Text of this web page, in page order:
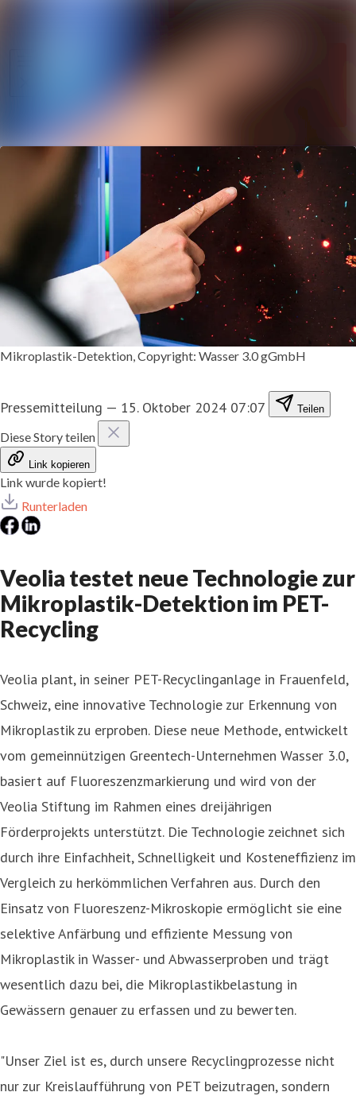
Alle Meldungen
Mediengalerie
Mikroplastik-Detektion, Copyright: Wasser 3.0 gGmbH
Pressemitteilung — 15. Oktober 2024 07:07 Teilen
Diese Story teilen
Link kopieren
Link wurde kopiert!
Runterladen
Veolia testet neue Technologie zur
Mikroplastik-Detektion im PET-
Recycling
Veolia plant, in seiner PET-Recyclinganlage in Frauenfeld,
Schweiz, eine innovative Technologie zur Erkennung von
Mikroplastik zu erproben. Diese neue Methode, entwickelt
vom gemeinnützigen Greentech-Unternehmen Wasser 3.0,
basiert auf Fluoreszenzmarkierung und wird von der
Veolia Stiftung im Rahmen eines dreijährigen
Förderprojekts unterstützt. Die Technologie zeichnet sich
durch ihre Einfachheit, Schnelligkeit und Kosteneffizienz im
Vergleich zu herkömmlichen Verfahren aus. Durch den
Einsatz von Fluoreszenz-Mikroskopie ermöglicht sie eine
selektive Anfärbung und effiziente Messung von
Mikroplastik in Wasser- und Abwasserproben und trägt
wesentlich dazu bei, die Mikroplastikbelastung in
Gewässern genauer zu erfassen und zu bewerten.
"Unser Ziel ist es, durch unsere Recyclingprozesse nicht
nur zur Kreislaufführung von PET beizutragen, sondern